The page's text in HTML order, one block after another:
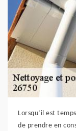
Lorsqu’il est
de prendre en